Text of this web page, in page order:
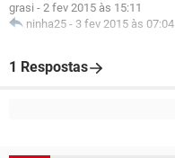
grasi - 2 fev 2015 às 15:11
ninha25 - 3 fev 2015 às 07:04
1 Respostas